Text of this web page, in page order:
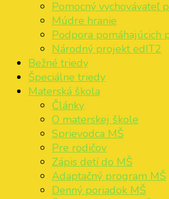
Pomocný vychovávateľ
Múdre hranie
Podpora pomáhajúcich
Národný projekt edIT2
Bežné triedy
Špeciálne triedy
Materská škola
Články
O materskej škole
Sprievodca MŠ
Pre rodičov
Zápis detí do MŠ
Adaptačný program MŠ
Denný poriadok MŠ